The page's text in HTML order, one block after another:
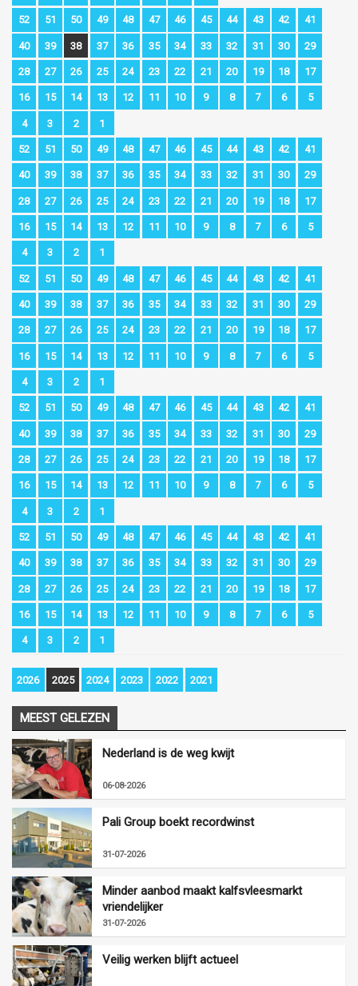
52 51 50 49 48 47 46 45 44 43 42 41
40 39 38 37 36 35 34 33 32 31 30 29
28 27 26 25 24 23 22 21 20 19 18 17
16 15 14 13 12 11 10 9 8 7 6 5
4 3 2 1
52 51 50 49 48 47 46 45 44 43 42 41
40 39 38 37 36 35 34 33 32 31 30 29
28 27 26 25 24 23 22 21 20 19 18 17
16 15 14 13 12 11 10 9 8 7 6 5
4 3 2 1
52 51 50 49 48 47 46 45 44 43 42 41
40 39 38 37 36 35 34 33 32 31 30 29
28 27 26 25 24 23 22 21 20 19 18 17
16 15 14 13 12 11 10 9 8 7 6 5
4 3 2 1
52 51 50 49 48 47 46 45 44 43 42 41
40 39 38 37 36 35 34 33 32 31 30 29
28 27 26 25 24 23 22 21 20 19 18 17
16 15 14 13 12 11 10 9 8 7 6 5
4 3 2 1
52 51 50 49 48 47 46 45 44 43 42 41
40 39 38 37 36 35 34 33 32 31 30 29
28 27 26 25 24 23 22 21 20 19 18 17
16 15 14 13 12 11 10 9 8 7 6 5
4 3 2 1
2026 2025 2024 2023 2022 2021
MEEST GELEZEN
Nederland is de weg kwijt
06-08-2026
Pali Group boekt recordwinst
31-07-2026
Minder aanbod maakt kalfsvleesmarkt
vriendelijker
31-07-2026
Veilig werken blijft actueel